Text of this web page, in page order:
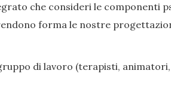
che consideri le componenti
forma le nostre
di lavoro (terapisti,